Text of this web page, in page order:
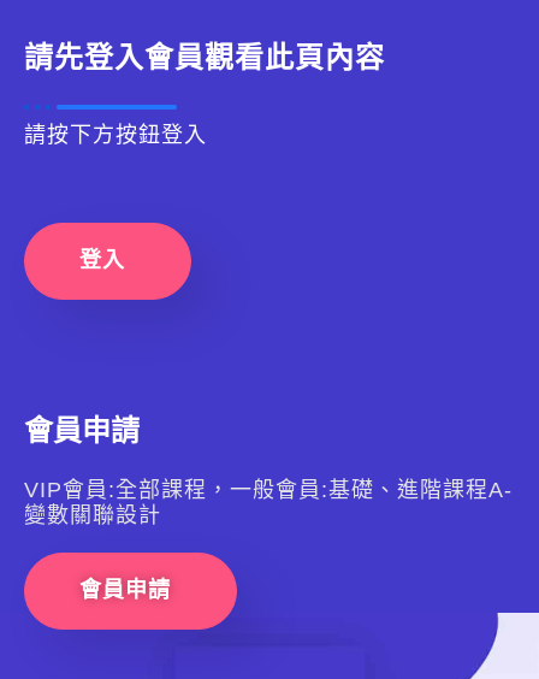
請先登入會員觀看此頁內容
請按下方按鈕登入
登入
會員申請
VIP會員:全部課程，一般會員:基礎、進階課程A-
變數關聯設計
會員申請